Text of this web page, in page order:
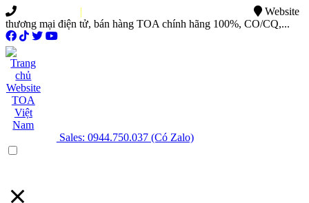
|
Website
thương mại điện tử, bán hàng TOA chính hãng 100%, CO/CQ,...
Sales: 0944.750.037 (Có Zalo)